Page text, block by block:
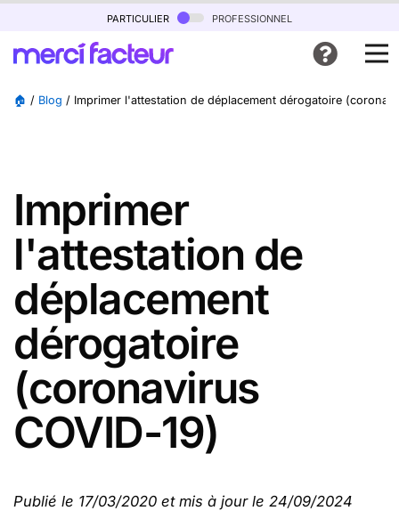
particulier professionnel
🏠 / Blog / Imprimer l'attestation de déplacement dérogatoire
Imprimer
l'attestation de
déplacement
dérogatoire
(coronavirus
COVID-19)
Publié le 17/03/2020 et mis à jour le 24/09/2024